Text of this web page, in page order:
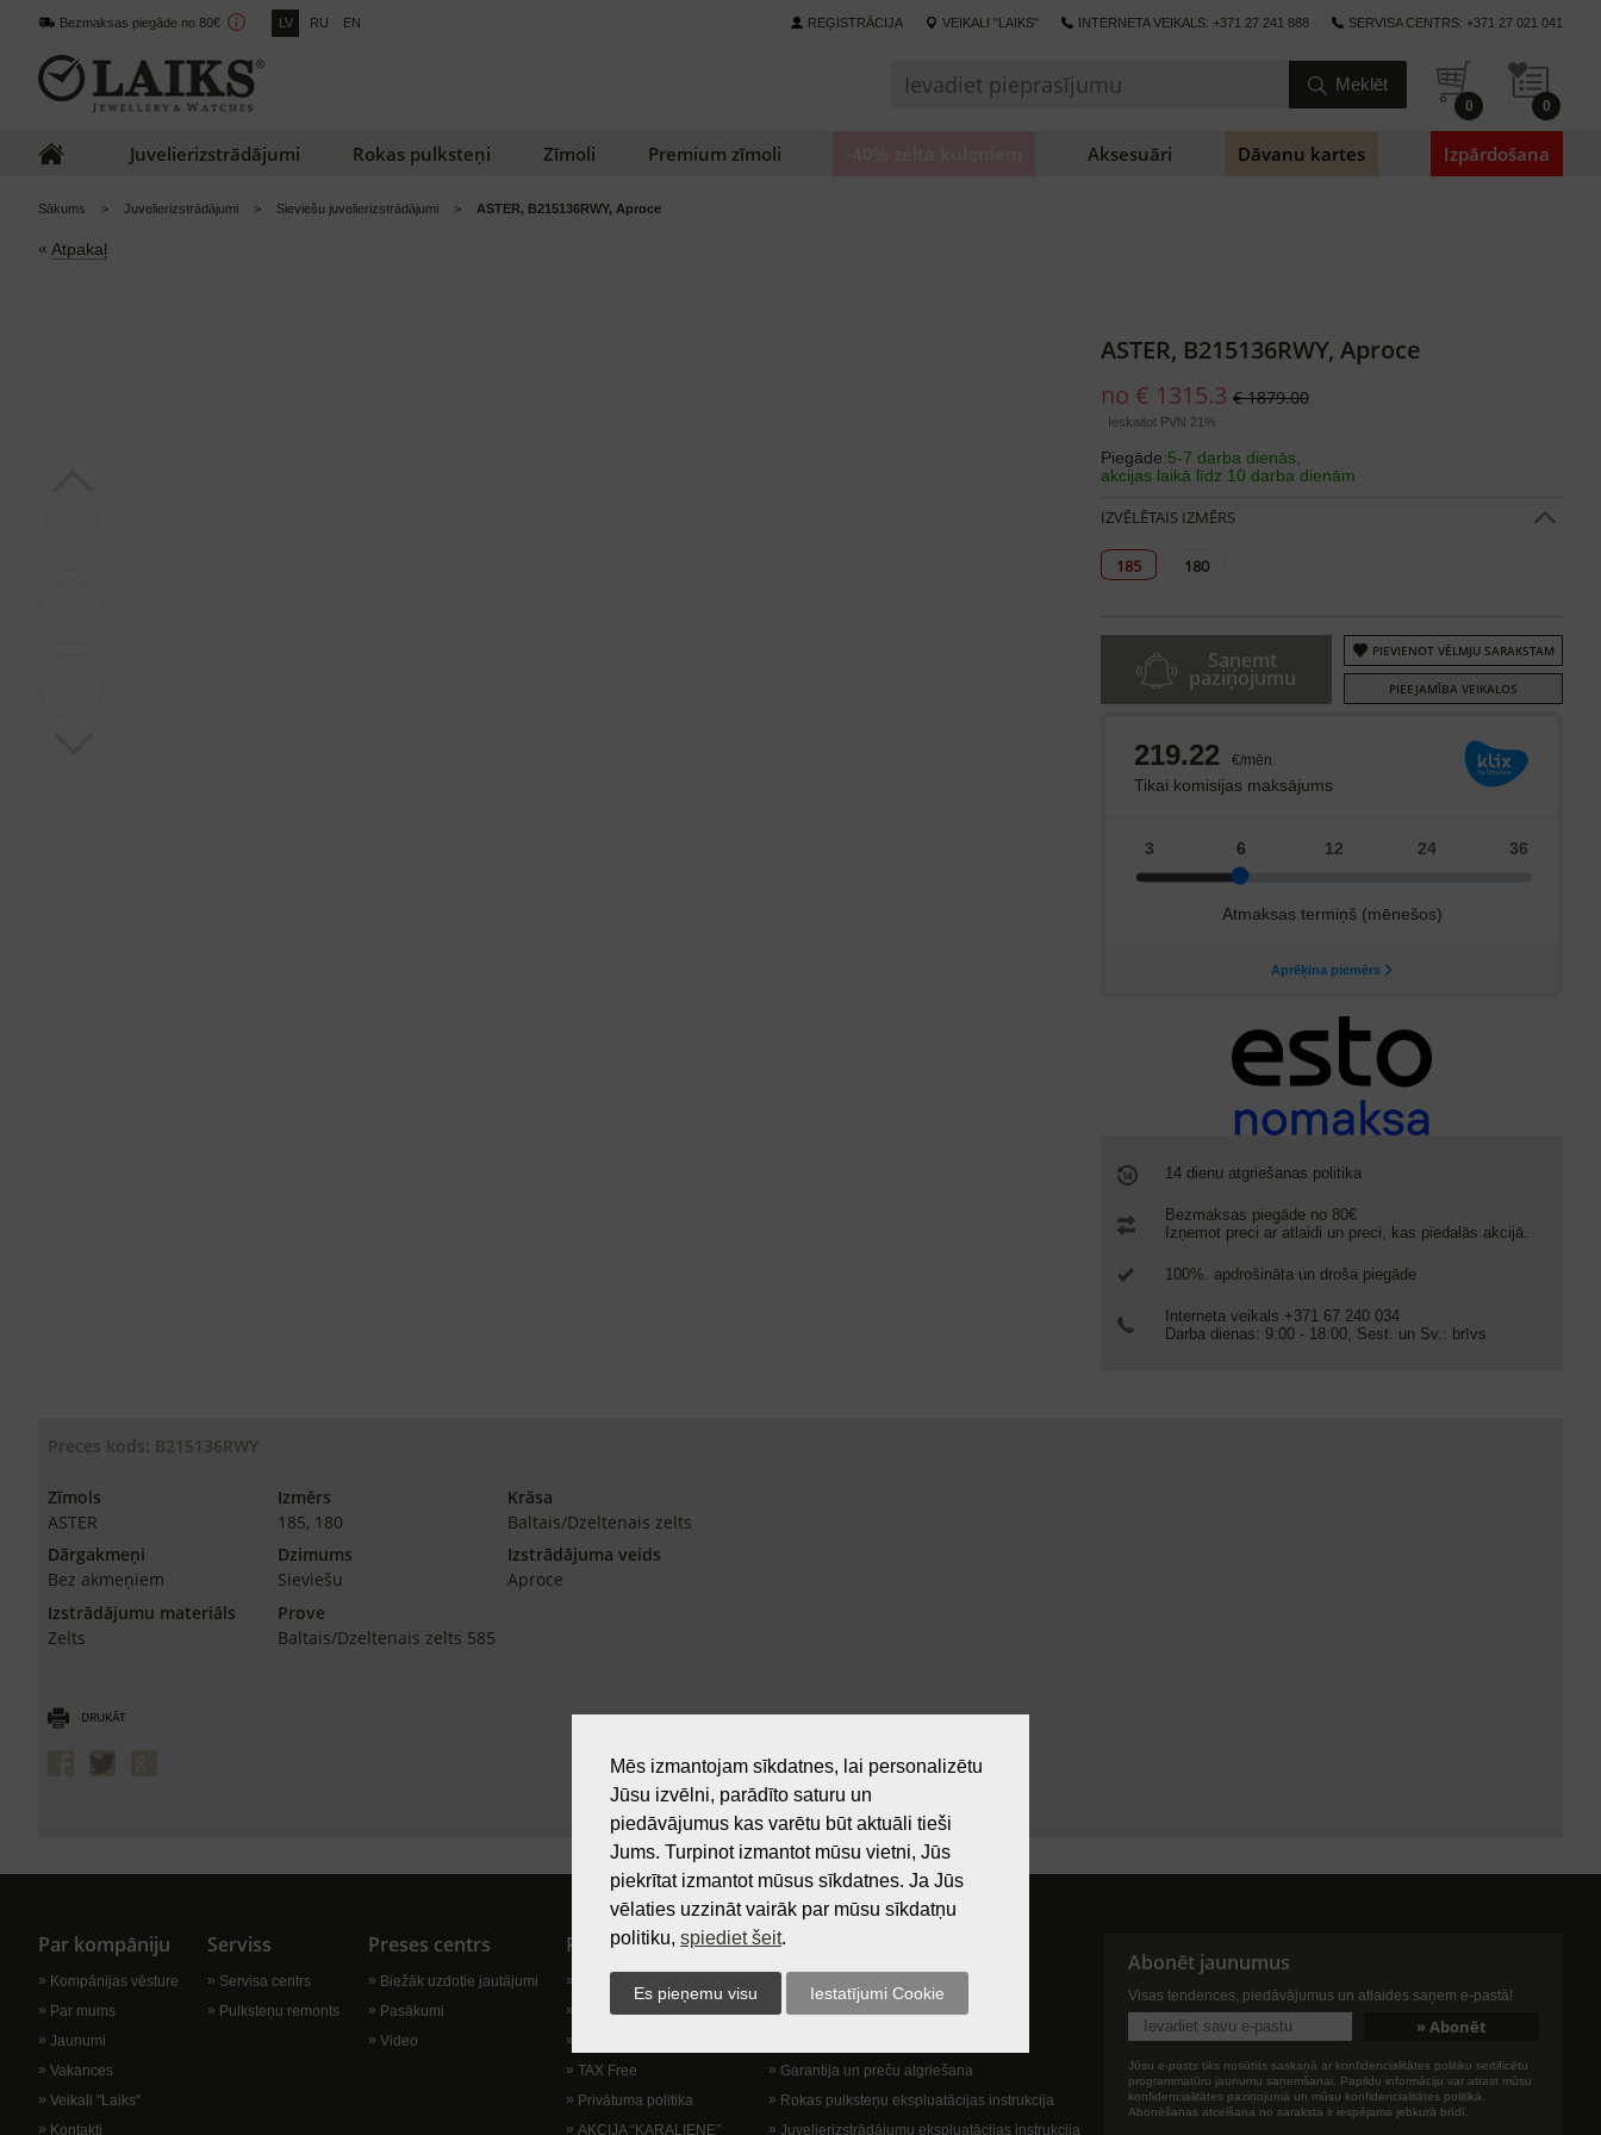
Bezmaksas piegāde no 80€ LV RU EN REĢISTRĀCIJA VEIKALI "LAIKS" INTERNETA VEIKALS: +371 27 241 888 SERVISA CENTRS: +371 27 021 041
0 0
Juvelierizstrādājumi Rokas pulksteņi Zīmoli Premium zīmoli Aksesuāri Dāvanu kartes Izpārdošana
Sākums Juvelierizstrādājumi Sieviešu juvelierizstrādājumi ASTER, B215136RWY, Aproce
« Atpakaļ
ASTER, B215136RWY, Aproce
no € 1315.3 € 1879.00
Ieskaitot PVN 21%
Piegāde:5-7 darba dienās,
akcijas laikā līdz 10 darba dienām
IZVĒLĒTAIS IZMĒRS
185 180
Saņemt
paziņojumu
PIEVIENOT VĒLMJU SARAKSTAM
PIEEJAMĪBA VEIKALOS
14 dienu atgriešanas politika
Bezmaksas piegāde no 80€
Izņemot preci ar atlaidi un preci, kas piedalās akcijā.
100%. apdrošināta un droša piegāde
Interneta veikals +371 67 240 034
Darba dienas: 9:00 - 18:00, Sest. un Sv.: brīvs
Preces kods: B215136RWY
Zīmols
ASTER
Izmērs
185, 180
Krāsa
Baltais/Dzeltenais zelts
Dārgakmeņi
Bez akmeņiem
Dzimums
Sieviešu
Izstrādājuma veids
Aproce
Izstrādājumu materiāls
Zelts
Prove
Baltais/Dzeltenais zelts 585
DRUKĀT
Par kompāniju
Kompānijas vēsture
Par mums
Jaunumi
Vakances
Veikali "Laiks"
Kontakti
Serviss
Servisa centrs
Pulksteņu remonts
Preses centrs
Biežāk uzdotie jautājumi
Pasākumi
Video
Pircējam
Dāvanu kartes
TAX Free
Privātuma politika
AKCIJA “KARALIENE”
Lietošanas noteikumi
Lietošanas noteikumi
Garantija un preču atgriešana
Rokas pulksteņu ekspluatācijas instrukcija
Juvelierizstrādājumu ekspluatācijas instrukcija
Abonēt jaunumus
Visas tendences, piedāvājumus un atlaides saņem e-pastā!
Jūsu e-pasts tiks nosūtīts saskaņā ar konfidencialitātes politiku sertificētu
programmatūru jaunumu saņemšanai. Papildu informāciju var atrast mūsu
konfidencialitātes paziņojumā un mūsu konfidencialitātes politikā.
Abonēšanas atcelšana no saraksta ir iespējama jebkurā brīdī.
Mēs izmantojam sīkdatnes, lai personalizētu
Jūsu izvēlni, parādīto saturu un
piedāvājumus kas varētu būt aktuāli tieši
Jums. Turpinot izmantot mūsu vietni, Jūs
piekrītat izmantot mūsus sīkdatnes. Ja Jūs
vēlaties uzzināt vairāk par mūsu sīkdatņu
politiku, spiediet šeit.